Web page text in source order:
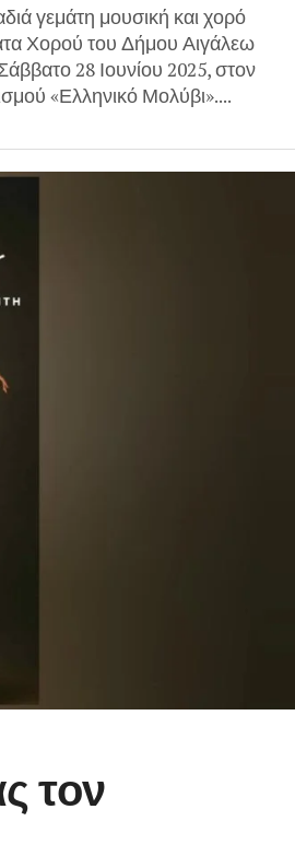
γεμάτη μουσική και χορό
Χορού του Δήμου Αιγάλεω
28 Ιουνίου 2025, στον
«Ελληνικό Μολύβι»....
τον